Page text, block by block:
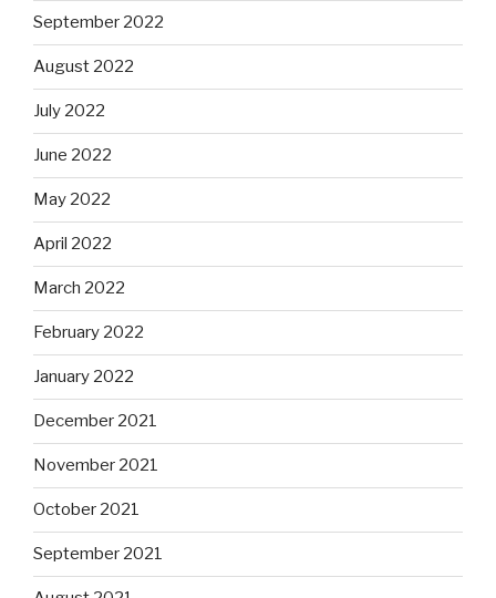
September 2022
August 2022
July 2022
June 2022
May 2022
April 2022
March 2022
February 2022
January 2022
December 2021
November 2021
October 2021
September 2021